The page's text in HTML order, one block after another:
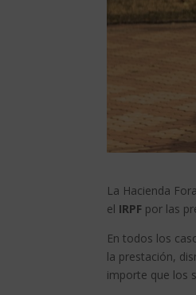
La Hacienda
el IRPF por las
En todos los
la prestación,
importe que los